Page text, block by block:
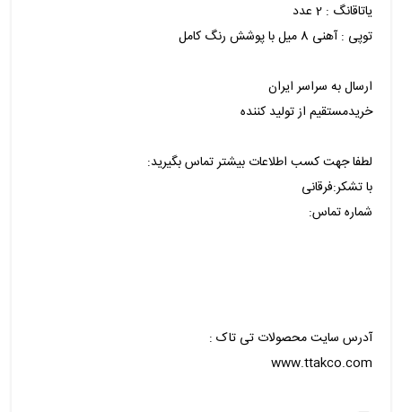
یاتاقانگ : 2 عدد
توپی : آهنی 8 میل با پوشش رنگ کامل
ارسال به سراسر ایران
خریدمستقیم از تولید کننده
لطفا جهت کسب اطلاعات بیشتر تماس بگیرید:
با تشکر:فرقانی
شماره تماس:
آدرس سایت محصولات تی تاک :
www.ttakco.com